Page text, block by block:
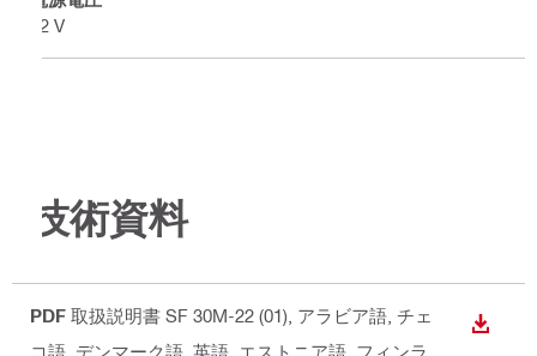
22 V
技術資料
PDF 取扱説明書 SF 30M-22 (01) , アラビア語, チェ
コ語, デンマーク語, 英語, エストニア語, フィンラ
ダウン